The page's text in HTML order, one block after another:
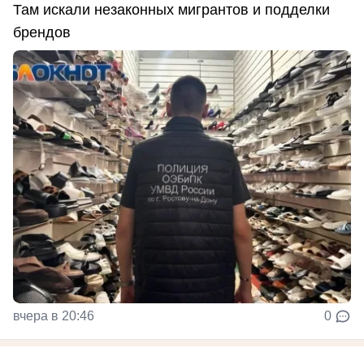
Там искали незаконных мигрантов и подделки
брендов
вчера в 20:46 0